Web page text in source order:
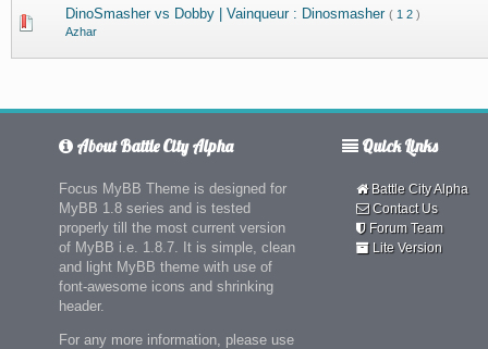
DinoSmasher vs Dobby | Vainqueur : Dinosmasher ( 1 2 )
Azhar
About Battle City Alpha
Focus MyBB Theme is designed for
MyBB 1.8 series and is tested
properly till the most current version
of MyBB i.e. 1.8.7. It is simple, clean
and light MyBB theme with use of
font-awesome icons and shrinking
header.
For any more information, please use
Quick Links
Battle City Alpha
Contact Us
Forum Team
Lite Version